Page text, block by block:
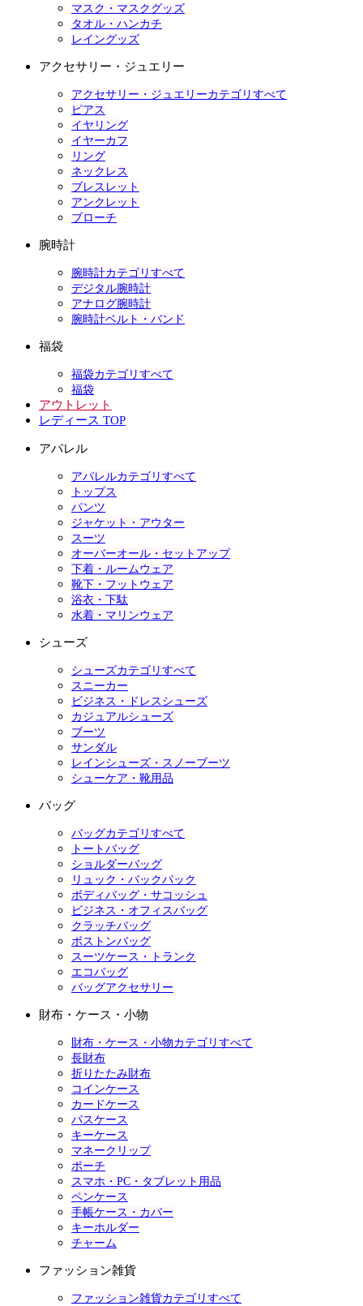
マスク・マスクグッズ
タオル・ハンカチ
レイングッズ
アクセサリー・ジュエリー
アクセサリー・ジュエリーカテゴリすべて
ピアス
イヤリング
イヤーカフ
リング
ネックレス
ブレスレット
アンクレット
ブローチ
腕時計
腕時計カテゴリすべて
デジタル腕時計
アナログ腕時計
腕時計ベルト・バンド
福袋
福袋カテゴリすべて
福袋
アウトレット
レディース TOP
アパレル
アパレルカテゴリすべて
トップス
パンツ
ジャケット・アウター
スーツ
オーバーオール・セットアップ
下着・ルームウェア
靴下・フットウェア
浴衣・下駄
水着・マリンウェア
シューズ
シューズカテゴリすべて
スニーカー
ビジネス・ドレスシューズ
カジュアルシューズ
ブーツ
サンダル
レインシューズ・スノーブーツ
シューケア・靴用品
バッグ
バッグカテゴリすべて
トートバッグ
ショルダーバッグ
リュック・バックパック
ボディバッグ・サコッシュ
ビジネス・オフィスバッグ
クラッチバッグ
ボストンバッグ
スーツケース・トランク
エコバッグ
バッグアクセサリー
財布・ケース・小物
財布・ケース・小物カテゴリすべて
長財布
折りたたみ財布
コインケース
カードケース
パスケース
キーケース
マネークリップ
ポーチ
スマホ・PC・タブレット用品
ペンケース
手帳ケース・カバー
キーホルダー
チャーム
ファッション雑貨
ファッション雑貨カテゴリすべて